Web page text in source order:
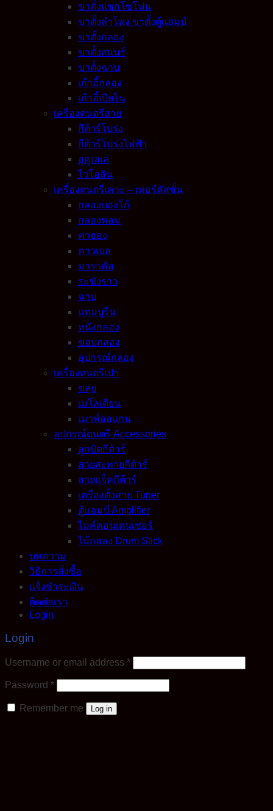
ขาตั้งแซกโซโฟน
ขาตั้งลำโพง ขาตั้งตู้แอมป์
ขาตั้งกลอง
ขาตั้งสแนร์
ขาตั้งฉาบ
เก้าอี้กลอง
เก้าอี้เปียโน
เครื่องดนตรีสาย
กีต้าร์โปร่ง
กีต้าร์โปร่งไฟฟ้า
อูคูเลเล่
ไวโอลิน
เครื่องดนตรีเคาะ – เพอร์คัสชั่น
กลองบองโก้
กลองทอม
คาฮอง
คาวเบล
มาราคัส
ระฆังราว
ฉาบ
แทมบูรีน
หนังกลอง
ขอบกลอง
อุปกรณ์กลอง
เครื่องดนตรีเป่า
ขลุ่ย
เมโลเดียน
เมาท์ออแกน
อุปกรณ์ดนตรี Accessories
ลูกบิดกีต้าร์
สายสะพายกีต้าร์
สายแจ็คกีต้าร์
เครื่องตั้งสาย Tuner
ตู้แอมป์ Amplifier
ไมค์คอนเดนเซอร์
ไม้กลอง Drum Stick
บทความ
วิธีการสั่งซื้อ
แจ้งชำระเงิน
ติดต่อเรา
Login
Login
Username or email address *Required
Password *Required
Remember me Log in